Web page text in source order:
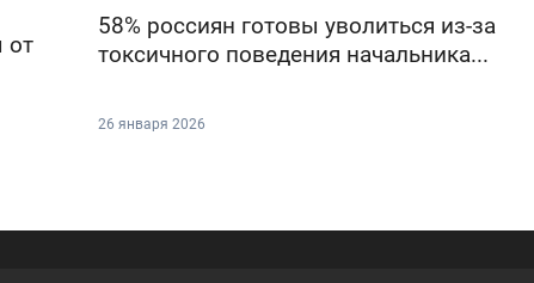
от
58% россиян готовы уволиться из-за
токсичного поведения начальника...
26 января 2026